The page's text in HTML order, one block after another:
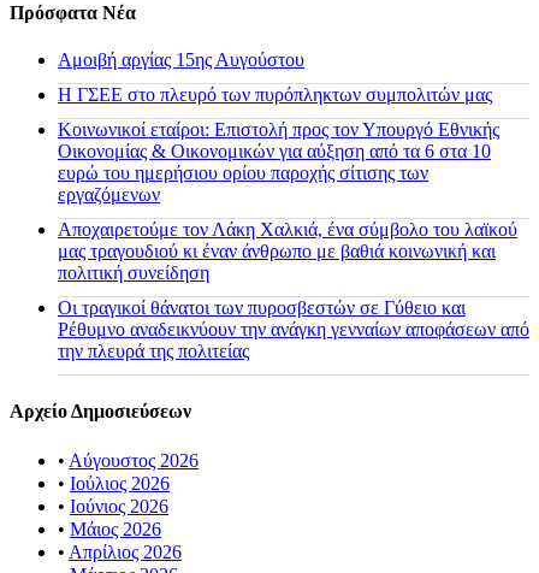
Πρόσφατα Νέα
Αμοιβή αργίας 15ης Αυγούστου
H ΓΣΕΕ στο πλευρό των πυρόπληκτων συμπολιτών μας
Κοινωνικοί εταίροι: Επιστολή προς τον Υπουργό Εθνικής
Οικονομίας & Οικονομικών για αύξηση από τα 6 στα 10
ευρώ του ημερήσιου ορίου παροχής σίτισης των
εργαζόμενων
Αποχαιρετούμε τον Λάκη Χαλκιά, ένα σύμβολο του λαϊκού
μας τραγουδιού κι έναν άνθρωπο με βαθιά κοινωνική και
πολιτική συνείδηση
Οι τραγικοί θάνατοι των πυροσβεστών σε Γύθειο και
Ρέθυμνο αναδεικνύουν την ανάγκη γενναίων αποφάσεων από
την πλευρά της πολιτείας
Αρχείο Δημοσιεύσεων
• Αύγουστος 2026
• Ιούλιος 2026
• Ιούνιος 2026
• Μάιος 2026
• Απρίλιος 2026